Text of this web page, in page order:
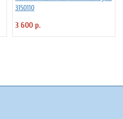
3150110
3 600 р.